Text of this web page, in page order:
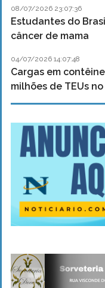
08/07/2026 23:07:36
Estudantes do
câncer de mama
04/07/2026 14:07:48
Cargas em
milhões de TEUs